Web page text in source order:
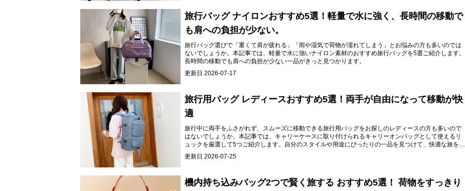
旅行バッグ ナイロンおすすめ5選！軽量で水に強く、長時間の移動で
も肩への負担が少ない。
旅行バッグ選びで「重くて肩が疲れる」「雨や湿気で荷物が濡れてしまう」とお悩みの方も多いのでは
ないでしょうか。本記事では、軽量で水に強いナイロン素材のおすすめ旅行バッグを5選ご紹介します。
長時間の移動でも肩への負担が少ない一品がきっと見つかります。
更新日 2026-07-17
旅行用バッグ レディースおすすめ5選！両手が自由になって移動が快
適
旅行中に両手をふさがれず、スムーズに移動できる旅行用バッグをお探しのレディースの方も多いので
はないでしょうか。本記事では、キャリーケースに取り付けられるキャリーオンバッグとして使えるリ
ュックを厳選して5つご紹介します。自分のスタイルや用途にぴったりの一品を見つけて、快適な旅を実
現しましょう。
更新日 2026-07-25
機内持ち込みバッグ2つで賢く旅する おすすめ5選！ 荷物をすっきり